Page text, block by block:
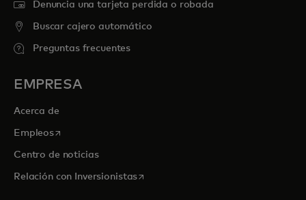
Denuncia una tarjeta perdida o robada
Buscar cajero automático
Preguntas frecuentes
EMPRESA
Acerca de
Empleosse abre en una pestaña nueva
Centro de noticias
Relación con Inversionistasse abre en una pestaña nueva